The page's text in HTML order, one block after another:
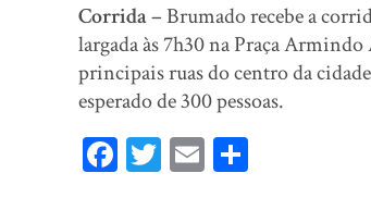
Corrida –Brumado recebe a
largada às 7h30 na Praça
principais ruas do centro da
esperado de 300 pessoas.
Fa T E